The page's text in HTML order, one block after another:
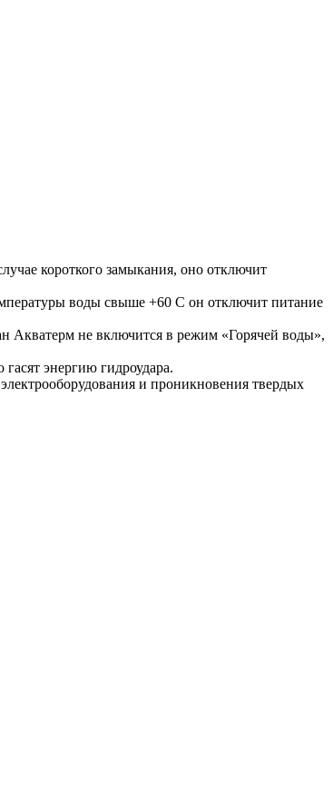
короткого замыкания, оно отключит
воды свыше +60 С он отключит питание
Акватерм не включится в режим «Горячей воды»,
энергию гидроудара.
и проникновения твердых